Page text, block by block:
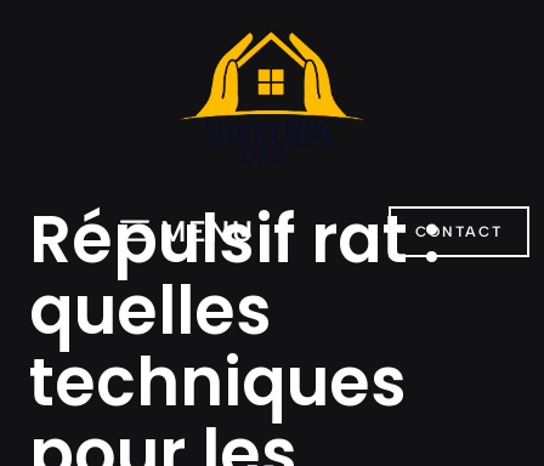
MENU CONTACT
Répulsif rat :
quelles
techniques